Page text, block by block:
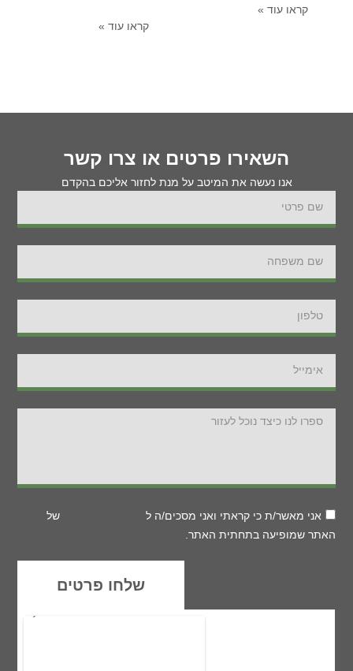
קראו עוד »
קראו עוד »
השאירו פרטים או צרו קשר
אנו נעשה את המיטב על מנת לחזור אליכם בהקדם
אני מאשר/ת כי קראתי ואני מסכים/ה ל
של
האתר שמופיעה בתחתית האתר.
שלחו פרטים